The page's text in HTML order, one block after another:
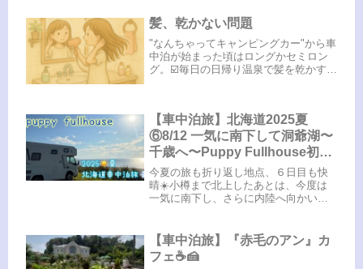
野辺山天文台劇場版『名探偵コナン
隻眼の残像（フラッシュバック）』...
髪、乾かない問題
"なんちゃってキャンピングカー"から車
中泊が始まった頃はロングかセミロン
グ。☑️毎日の日帰り温泉で髪を乾かす。
していて気づいた。「...
【車中泊旅】北海道2025夏
⑥8/12 一気に南下して洞爺湖〜
千歳へ〜Puppy Fullhouse初の
北海道
今夏の旅も折り返し地点、６日目も快
晴☀️小樽まで北上したあとは、今度は
一気に南下し、さらに内陸へ向かいま
（赤井川村）昨夜は『道の駅 あかいが
わ』に車中泊。赤井川村の名前...
【車中泊旅】『赤毛のアン』カ
フェ☕️🍰